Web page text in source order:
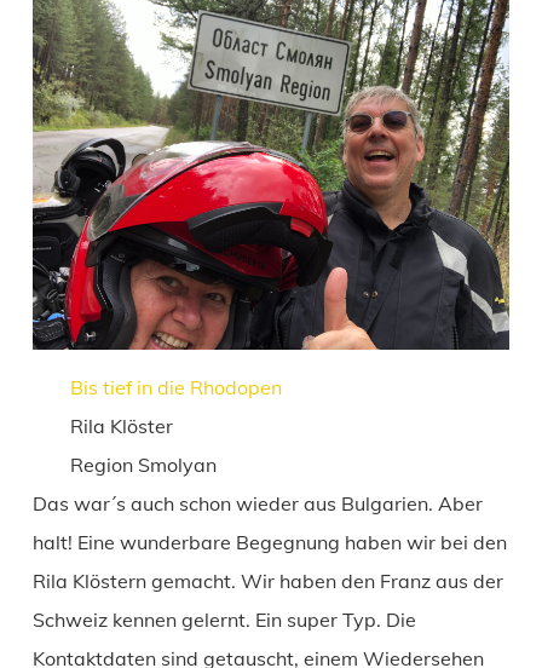
Bis tief in die Rhodopen
Rila Klöster
Region Smolyan
Das war´s auch schon wieder aus Bulgarien. Aber
halt! Eine wunderbare Begegnung haben wir bei den
Rila Klöstern gemacht. Wir haben den Franz aus der
Schweiz kennen gelernt. Ein super Typ. Die
Kontaktdaten sind getauscht, einem Wiedersehen